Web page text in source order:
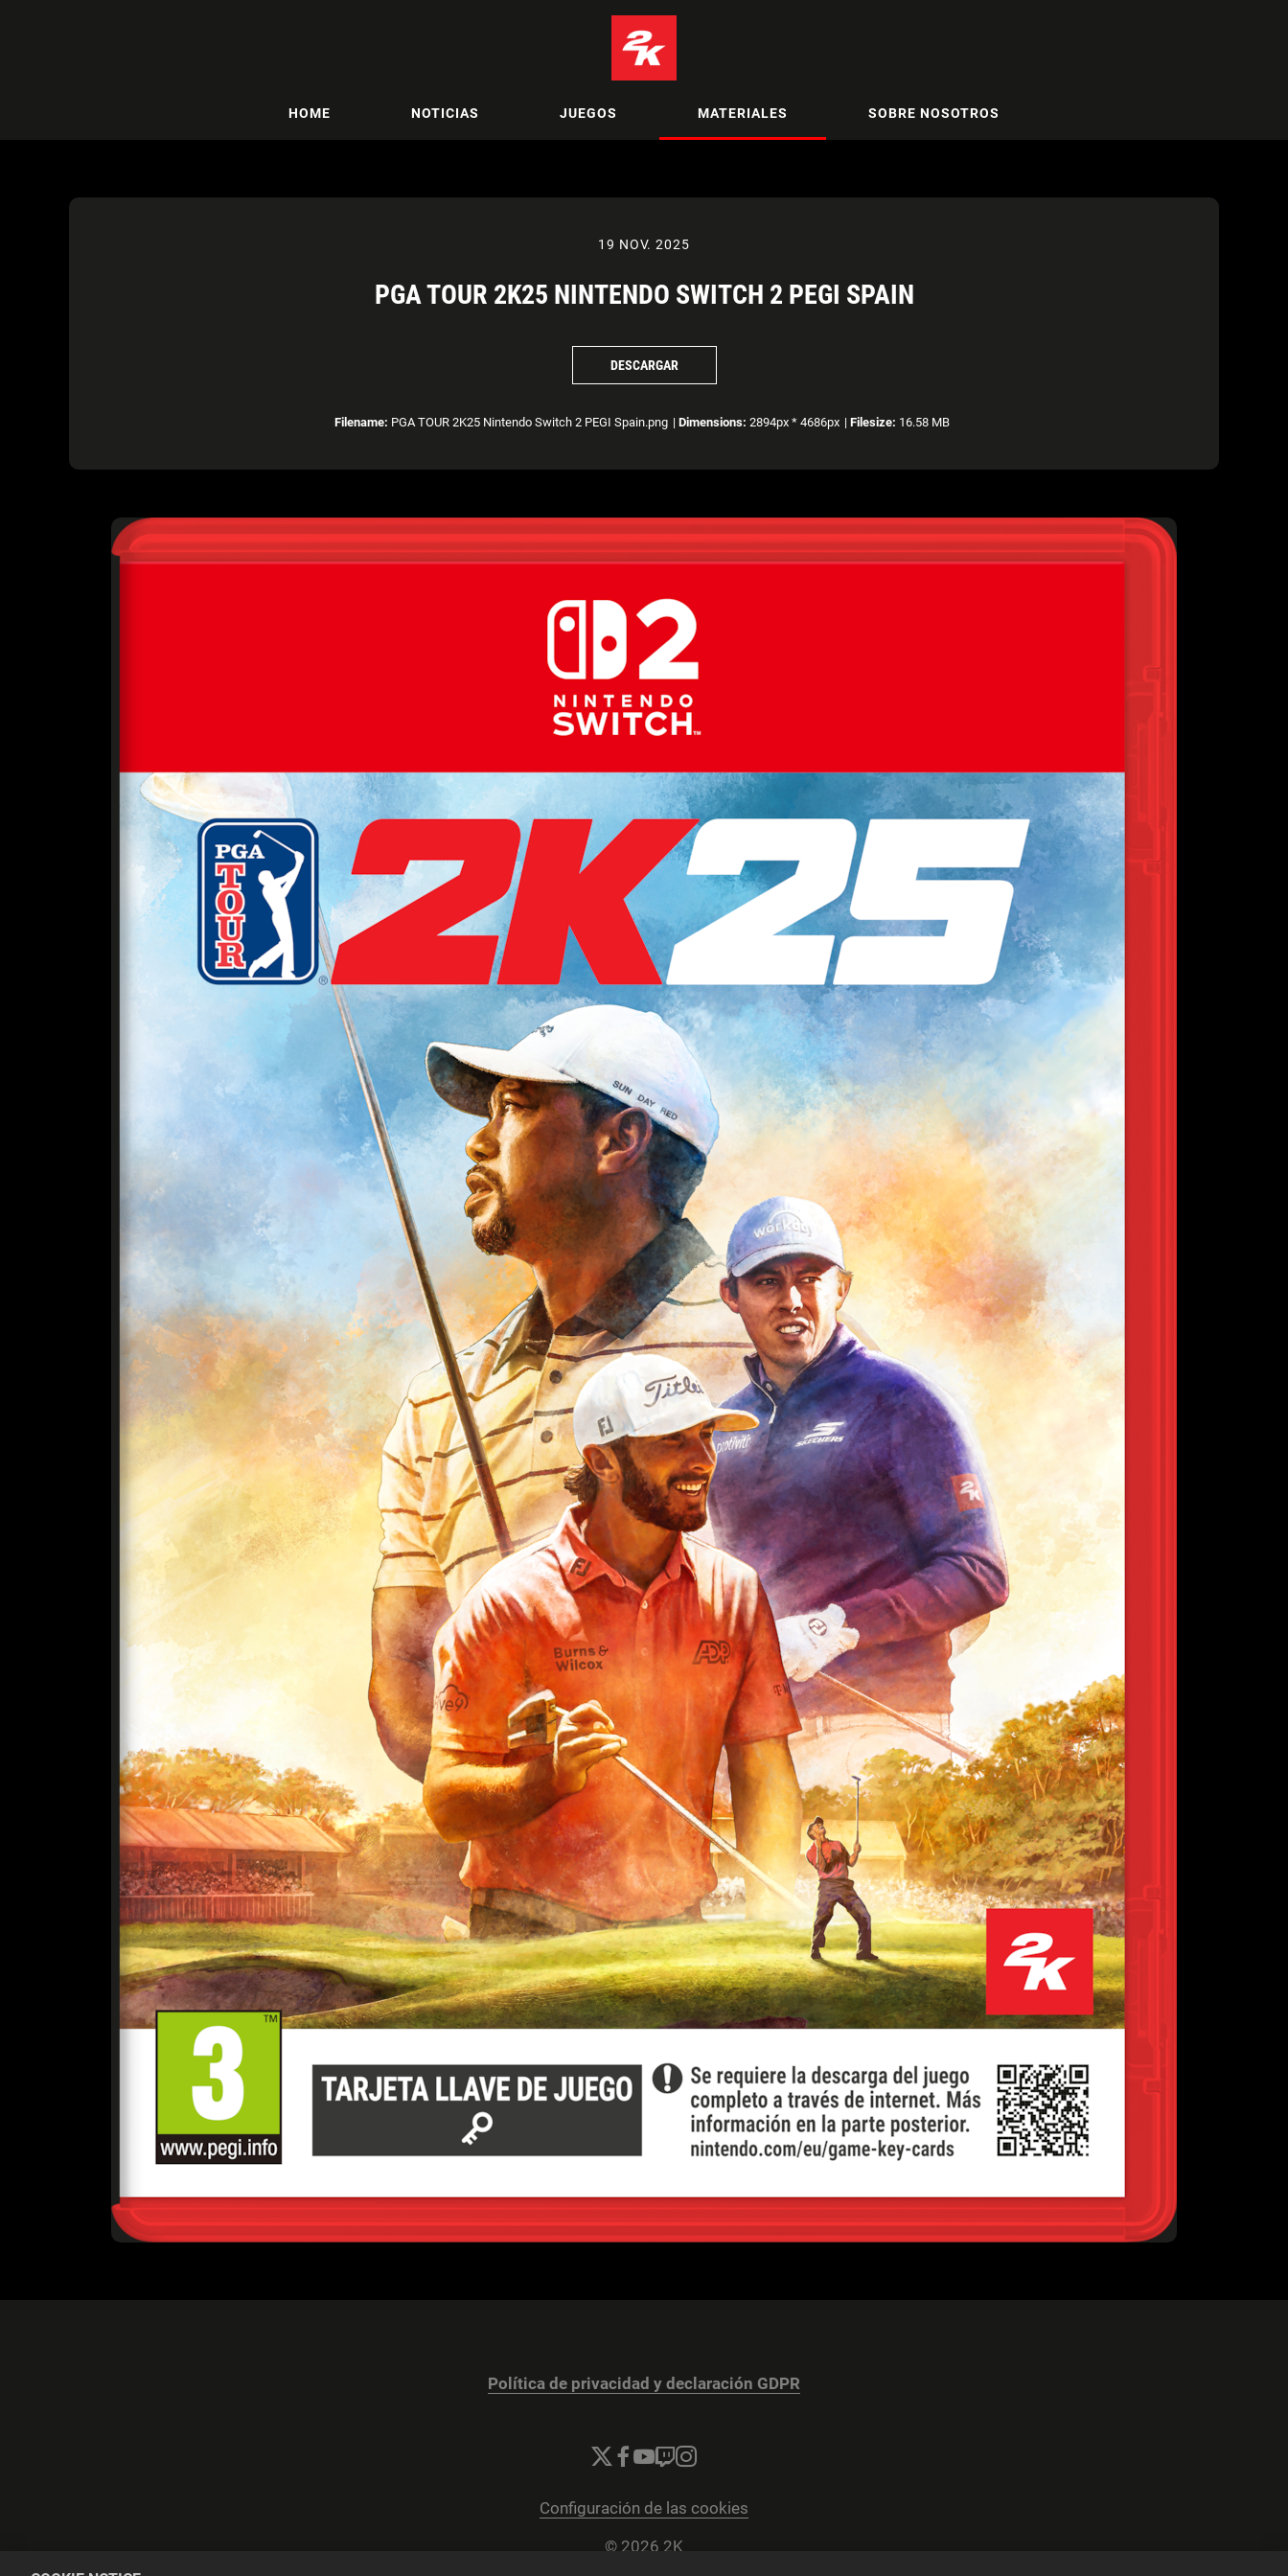
HOME NOTICIAS JUEGOS MATERIALES SOBRE NOSOTROS
19 NOV. 2025
PGA TOUR 2K25 NINTENDO SWITCH 2 PEGI SPAIN
DESCARGAR
Filename: PGA TOUR 2K25 Nintendo Switch 2 PEGI Spain.png | Dimensions: 2894px * 4686px | Filesize: 16.58 MB
Política de privacidad y declaración GDPR
Configuración de las cookies
© 2026 2K